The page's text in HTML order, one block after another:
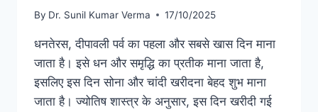
By Dr. Sunil Kumar Verma 17/10/2025
धनतेरस, दीपावली पर्व का पहला और सबसे खास दिन माना
जाता है। इसे धन और समृद्धि का प्रतीक माना जाता है,
इसलिए इस दिन सोना और चांदी खरीदना बेहद शुभ माना
जाता है। ज्योतिष शास्त्र के अनुसार, इस दिन खरीदी गई